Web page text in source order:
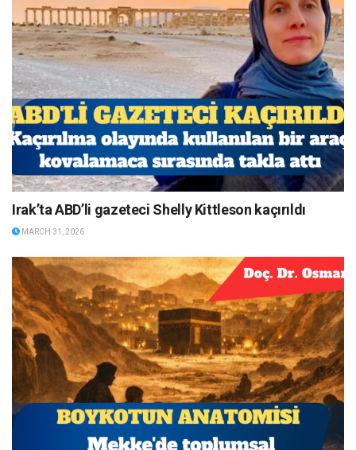
Irak’ta ABD’li gazeteci Shelly Kittleson kaçırıldı
MARCH 31, 2026